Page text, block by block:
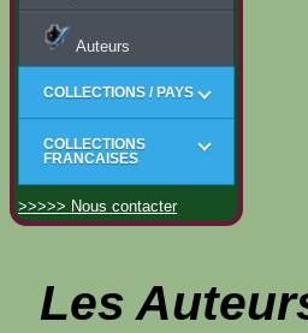
Auteurs
COLLECTIONS / PAYS
COLLECTIONS
FRANCAISES
>>>>> Nous contacter
Les